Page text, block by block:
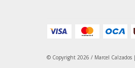
© Copyright 2026 / Marcel Calzados